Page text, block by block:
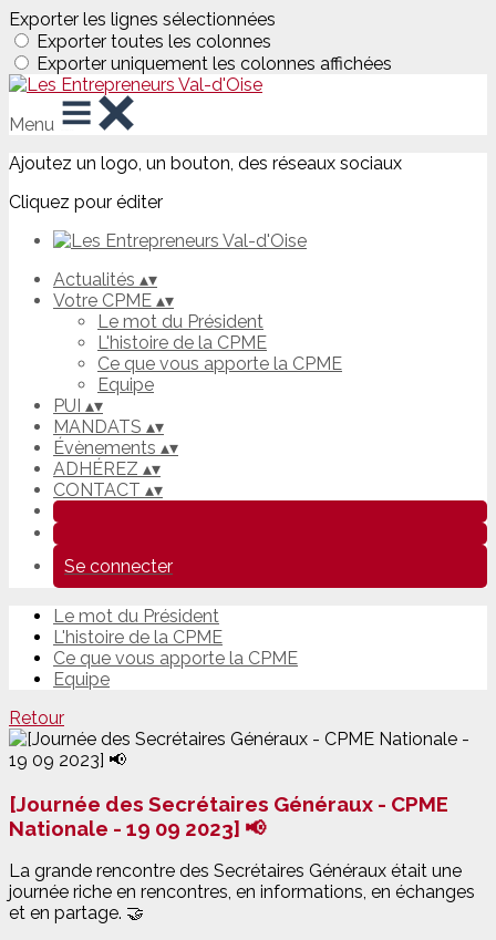
Exporter les lignes sélectionnées
Exporter toutes les colonnes
Exporter uniquement les colonnes affichées
Menu
Ajoutez un logo, un bouton, des réseaux sociaux
Cliquez pour éditer
Actualités ▴▾
Votre CPME ▴▾
Le mot du Président
L'histoire de la CPME
Ce que vous apporte la CPME
Equipe
PUI ▴▾
MANDATS ▴▾
Évènements ▴▾
ADHÉREZ ▴▾
CONTACT ▴▾
Se connecter
Le mot du Président
L'histoire de la CPME
Ce que vous apporte la CPME
Equipe
Retour
[Journée des Secrétaires Généraux - CPME
Nationale - 19 09 2023] 📢
La grande rencontre des Secrétaires Généraux était une
journée riche en rencontres, en informations, en échanges
et en partage. 🤝